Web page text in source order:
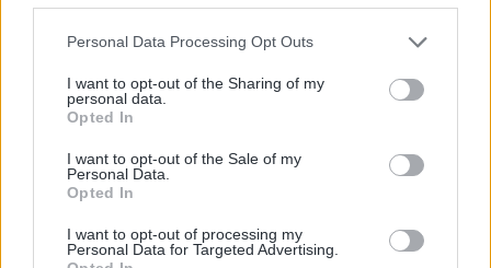
Personal Data Processing Opt Outs
I want to opt-out of the Sharing of my
personal data.
Opted In
I want to opt-out of the Sale of my
Personal Data.
Opted In
I want to opt-out of processing my
Personal Data for Targeted Advertising.